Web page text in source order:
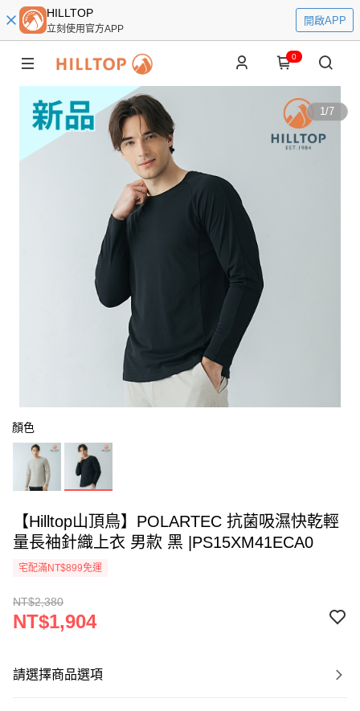
HILLTOP
立刻使用官方APP
開啟APP
0
1/7
顏色
【Hilltop山頂鳥】POLARTEC 抗菌吸濕快乾輕
量長袖針織上衣 男款 黑 |PS15XM41ECA0
宅配滿NT$899免運
NT$2,380
NT$1,904
請選擇商品選項